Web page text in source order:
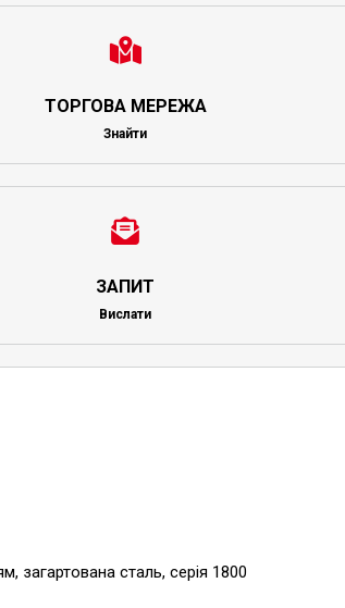
ТОРГОВА МЕРЕЖА
Знайти
ЗАПИТ
Вислати
загартована сталь, серія 1800